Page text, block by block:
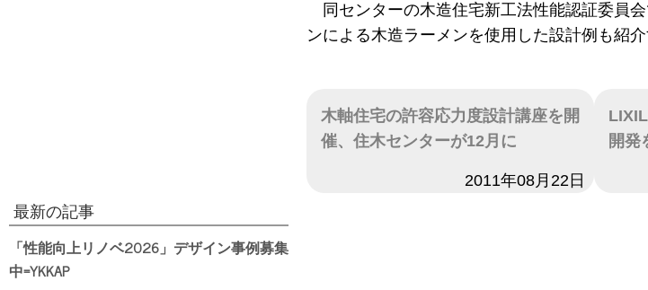
同センターの木造住宅新工法性能認証委員
ンによる木造ラーメンを使用した設計例も紹介
木軸住宅の許容応力度設計講座を開
催、住木センターが12月に
2011年08月22日
開発
最新の記事
「性能向上リノベ2026」デザイン事例募集
中=YKKAP